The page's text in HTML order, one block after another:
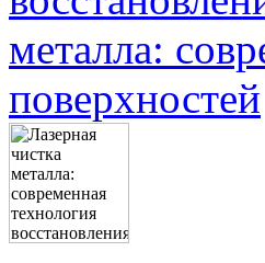
металла:
поверхностей